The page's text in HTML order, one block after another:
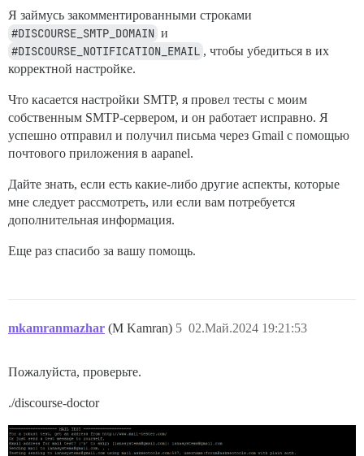
      guest: /shared
  - volume:
host: /var/discourse/shared/standalone/log/
      guest: /var/log
## см. https://meta.discourse.org/t/19157 для деталей
hooks:
    - exec:
        cd: $home/plugins
- git clone https://github.com/discourse/
## Любые пользовательские команды для запуска после
  - exec: echo "Начало пользовательских команд"
## Если вы хотите установить адрес электронной
Я займусь закомментированными строками
#DISCOURSE_SMTP_DOMAIN и
#DISCOURSE_NOTIFICATION_EMAIL , чтобы убедиться в их
корректной настройке.
Что касается настройки SMTP, я провел тесты с моим
собственным SMTP-сервером, и он работает исправно. Я
успешно отправил и получил письма через Gmail с помощью
почтового приложения в aapanel.
Дайте знать, если есть какие-либо другие аспекты, которые
мне следует рассмотреть, или если вам потребуется
дополнительная информация.
Еще раз спасибо за вашу помощь.
mkamranmazhar (M Kamran) 02.Май.2024 19:21:53
5
Пожалуйста, проверьте.
./discourse-doctor